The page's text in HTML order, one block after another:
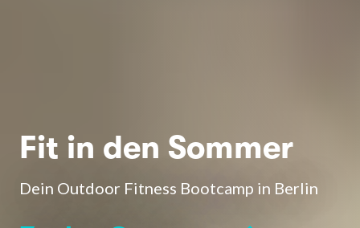
Fit in den Sommer
Dein Outdoor Fitness Bootcamp in Berlin